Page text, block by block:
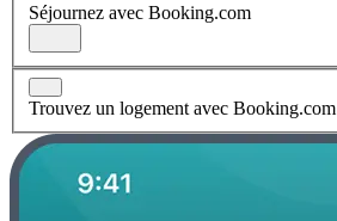
Séjournez avec Booking.com
Trouvez un logement avec Booking.com